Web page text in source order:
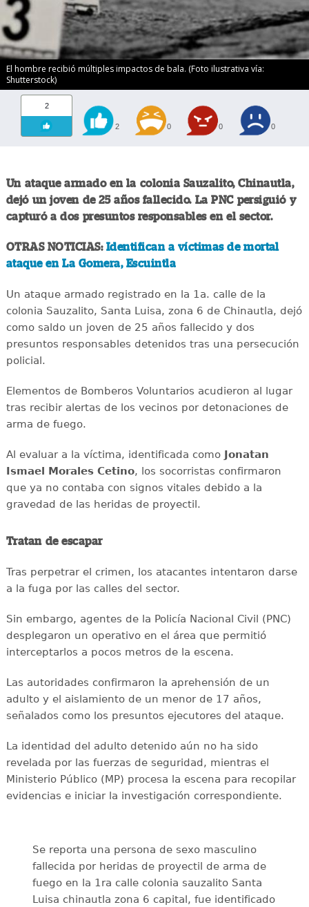
El hombre recibió múltiples impactos de bala. (Foto ilustrativa vía:
Shutterstock)
2
2 0 0 0
Un ataque armado en la colonia Sauzalito, Chinautla,
dejó un joven de 25 años fallecido. La PNC persiguió y
capturó a dos presuntos responsables en el sector.
OTRAS NOTICIAS:Identifican a víctimas de mortal
ataque en La Gomera, Escuintla
Un ataque armado registrado en la 1a. calle de la
colonia Sauzalito, Santa Luisa, zona 6 de Chinautla, dejó
como saldo un joven de 25 años fallecido y dos
presuntos responsables detenidos tras una persecución
policial.
Elementos de Bomberos Voluntarios acudieron al lugar
tras recibir alertas de los vecinos por detonaciones de
arma de fuego.
Al evaluar a la víctima, identificada como
Jonatan
Ismael Morales Cetino, los socorristas confirmaron
que ya no contaba con signos vitales debido a la
gravedad de las heridas de proyectil.
Tratan de escapar
Tras perpetrar el crimen, los atacantes intentaron darse
a la fuga por las calles del sector.
Sin embargo, agentes de la Policía Nacional Civil (PNC)
desplegaron un operativo en el área que permitió
interceptarlos a pocos metros de la escena.
Las autoridades confirmaron la aprehensión de un
adulto y el aislamiento de un menor de 17 años,
señalados como los presuntos ejecutores del ataque.
La identidad del adulto detenido aún no ha sido
revelada por las fuerzas de seguridad, mientras el
Ministerio Público (MP) procesa la escena para recopilar
evidencias e iniciar la investigación correspondiente.
Se reporta una persona de sexo masculino
fallecida por heridas de proyectil de arma de
fuego en la 1ra calle colonia sauzalito Santa
Luisa chinautla zona 6 capital, fue identificado